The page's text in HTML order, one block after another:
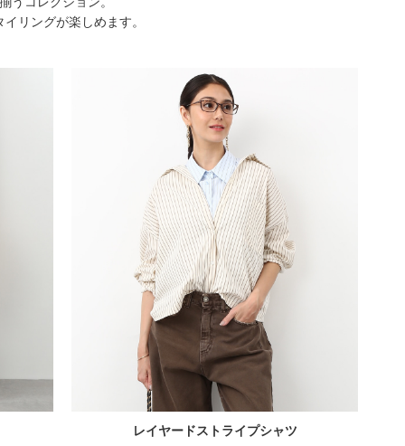
リングが楽しめます。
レイヤードストライプシャツ